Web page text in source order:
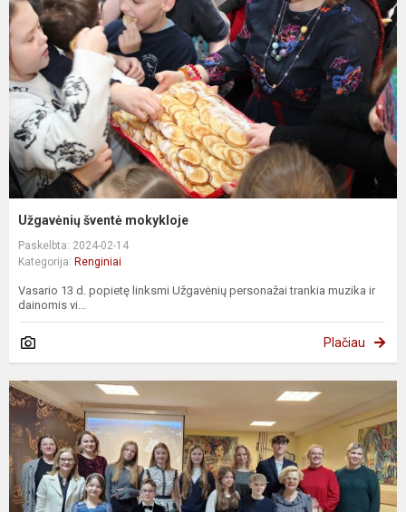
Užgavėnių šventė mokykloje
Paskelbta: 2024-02-14
Kategorija: Renginiai
Vasario 13 d. popietę linksmi Užgavėnių personažai trankia muzika ir
dainomis vi...
Plačiau